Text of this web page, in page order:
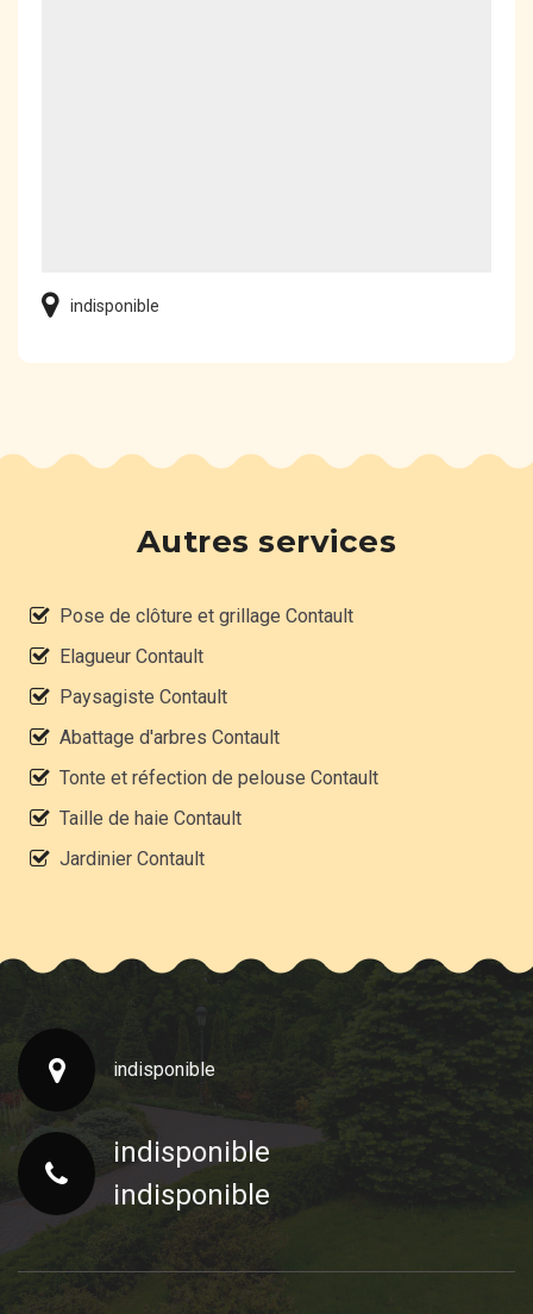
indisponible
Autres services
Pose de clôture et grillage Contault
Elagueur Contault
Paysagiste Contault
Abattage d'arbres Contault
Tonte et réfection de pelouse Contault
Taille de haie Contault
Jardinier Contault
indisponible
indisponible
indisponible